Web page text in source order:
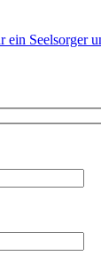
ein Seelsorger